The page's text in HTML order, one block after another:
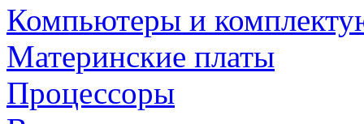
Компьютеры и
Материнские платы
Процессоры